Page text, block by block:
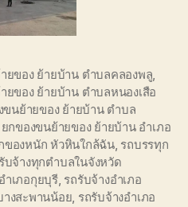
ยของ ย้ายบ้าน ตำบลคลองพลู,
ยของ ย้ายบ้าน ตำบลหนองเสือ
ขนย้ายของ ย้ายบ้าน ตำบล
กของขนย้ายของ ย้ายบ้าน อำเภอ
ของหนัก หัวหินใกล้ฉัน, รถบรรทุก
บจ้างทุกตำบลในจังหวัด
ำเภอกุยบุรี, รถรับจ้างอำเภอ
างสะพานน้อย, รถรับจ้างอำเภอ